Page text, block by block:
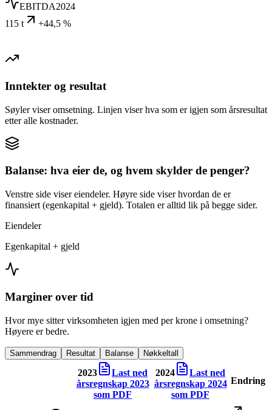
EBITDA2024
115 t
+44,5 %
Inntekter og resultat
Søyler viser omsetning. Linjen viser hva som er igjen som årsresultat
etter alle kostnader.
Balanse: hva eier de, og hvem skylder de penger?
Venstre side viser eiendeler. Høyre side viser hvordan de er
finansiert (egenkapital + gjeld). Totalen er alltid lik på begge sider.
Eiendeler
Egenkapital + gjeld
Marginer over tid
Hvor mye sitter virksomheten igjen med per krone i omsetning?
Høyere er bedre.
Sammendrag Resultat Balanse Nøkkeltall
2023
Last ned
årsregnskap 2023
som PDF
2024
Last ned
årsregnskap 2024
som PDF
Endring